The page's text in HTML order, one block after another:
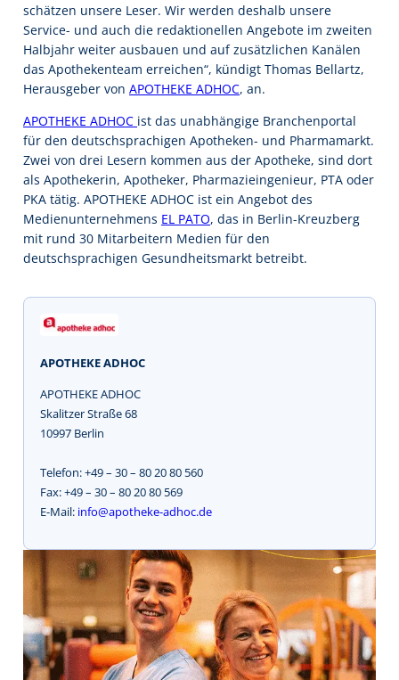
schätzen unsere Leser. Wir werden deshalb unsere
Service- und auch die redaktionellen Angebote im zweiten
Halbjahr weiter ausbauen und auf zusätzlichen Kanälen
das Apothekenteam erreichen“, kündigt Thomas Bellartz,
Herausgeber von APOTHEKE ADHOC, an.
APOTHEKE ADHOC ist das unabhängige Branchenportal
für den deutschsprachigen Apotheken- und Pharmamarkt.
Zwei von drei Lesern kommen aus der Apotheke, sind dort
als Apothekerin, Apotheker, Pharmazieingenieur, PTA oder
PKA tätig. APOTHEKE ADHOC ist ein Angebot des
Medienunternehmens EL PATO, das in Berlin-Kreuzberg
mit rund 30 Mitarbeitern Medien für den
deutschsprachigen Gesundheitsmarkt betreibt.
APOTHEKE ADHOC
APOTHEKE ADHOC
Skalitzer Straße 68
10997 Berlin
Telefon: +49 – 30 – 80 20 80 560
Fax: +49 – 30 – 80 20 80 569
E-Mail: info@apotheke-adhoc.de